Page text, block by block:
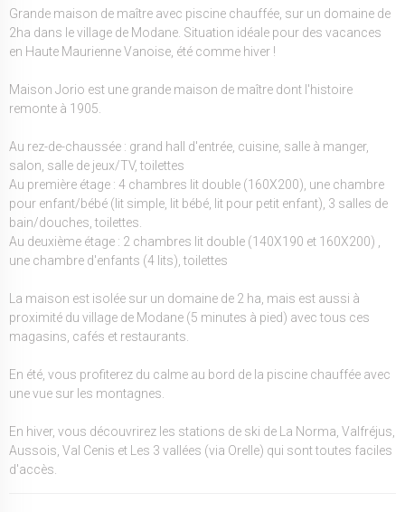
Grande maison de maître avec piscine chauffée, sur un domaine de
2ha dans le village de Modane. Situation idéale pour des vacances
en Haute Maurienne Vanoise, été comme hiver !
Maison Jorio est une grande maison de maître dont l'histoire
remonte à 1905.
Au rez-de-chaussée : grand hall d'entrée, cuisine, salle à manger,
salon, salle de jeux/TV, toilettes
Au première étage : 4 chambres lit double (160X200), une chambre
pour enfant/bébé (lit simple, lit bébé, lit pour petit enfant), 3 salles de
bain/douches, toilettes.
Au deuxième étage : 2 chambres lit double (140X190 et 160X200) ,
une chambre d'enfants (4 lits), toilettes
La maison est isolée sur un domaine de 2 ha, mais est aussi à
proximité du village de Modane (5 minutes à pied) avec tous ces
magasins, cafés et restaurants.
En été, vous profiterez du calme au bord de la piscine chauffée avec
une vue sur les montagnes.
En hiver, vous découvrirez les stations de ski de La Norma, Valfréjus,
Aussois, Val Cenis et Les 3 vallées (via Orelle) qui sont toutes faciles
d'accès.